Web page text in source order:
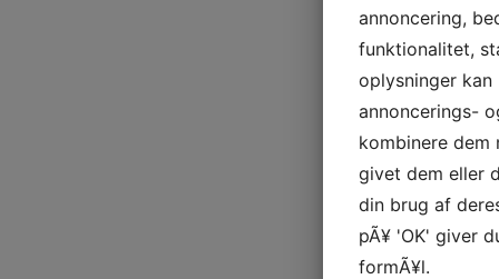
annoncering,
funktionalitet,
oplysninger
annoncerings-
kombinere dem
givet dem eller
din brug af
pÃ¥ 'OK' giver
formÃ¥l.